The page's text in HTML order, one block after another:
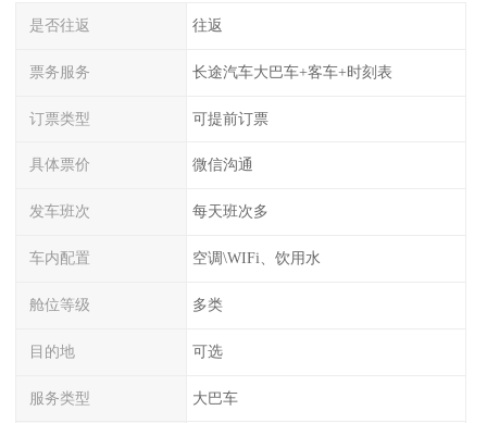
是否往返 往返
票务服务 长途汽车大巴车+客车+时刻表
订票类型 可提前订票
具体票价 微信沟通
发车班次 每天班次多
车内配置 空调\WIFi、饮用水
舱位等级 多类
目的地 可选
服务类型 大巴车